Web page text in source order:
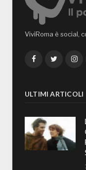
ViviRoma è social,
FacebookTwitter
ULTIMI ARTICOLI